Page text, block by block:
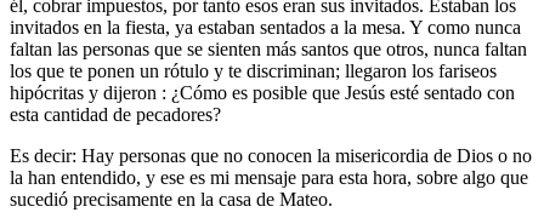
él, cobrar impuestos, por tanto esos eran sus invitados. Estaban los
invitados en la fiesta, ya estaban sentados a la mesa. Y como nunca
faltan las personas que se sienten más santos que otros, nunca faltan
los que te ponen un rótulo y te discriminan; llegaron los fariseos
hipócritas y dijeron : ¿Cómo es posible que Jesús esté sentado con
esta cantidad de pecadores?
Es decir: Hay personas que no conocen la misericordia de Dios o no
la han entendido, y ese es mi mensaje para esta hora, sobre algo que
sucedió precisamente en la casa de Mateo.